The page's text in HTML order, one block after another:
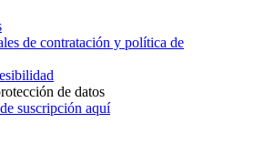
de contratación y política de
de datos
suscripción aquí